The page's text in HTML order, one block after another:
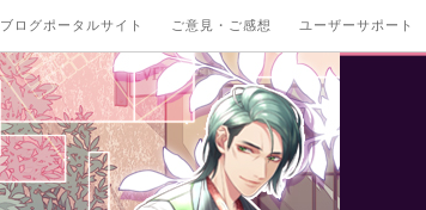
ブログポータルサイト ご意見・ご感想 ユーザーサポート